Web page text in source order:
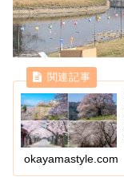
okayamastyle.com